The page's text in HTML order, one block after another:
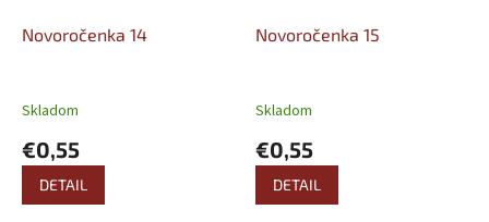
Novoročenka 14
Skladom
€0,55
DETAIL
Novoročenka 15
Skladom
€0,55
DETAIL